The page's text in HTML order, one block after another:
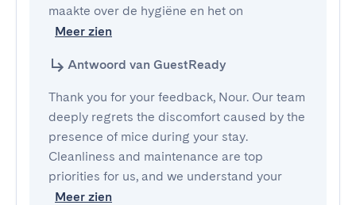
maakte over de hygiëne en het on
Meer zien
Antwoord van GuestReady
Thank you for your feedback, Nour. Our team
deeply regrets the discomfort caused by the
presence of mice during your stay.
Cleanliness and maintenance are top
priorities for us, and we understand your
Meer zien